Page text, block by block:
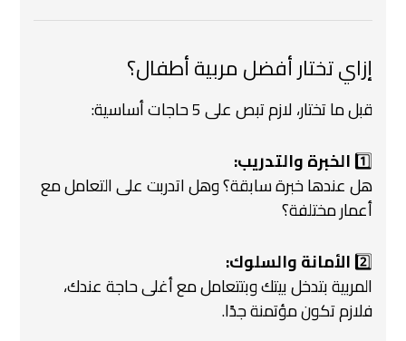
إزاي تختار أفضل مربية أطفال؟
قبل ما تختار، لازم تبص على 5 حاجات أساسية:
1️⃣الخبرة والتدريب:
هل عندها خبرة سابقة؟ وهل اتدربت على التعامل مع
أعمار مختلفة؟
2️⃣الأمانة والسلوك:
المربية بتدخل بيتك وبتتعامل مع أغلى حاجة عندك،
فلازم تكون مؤتمنة جدًا.